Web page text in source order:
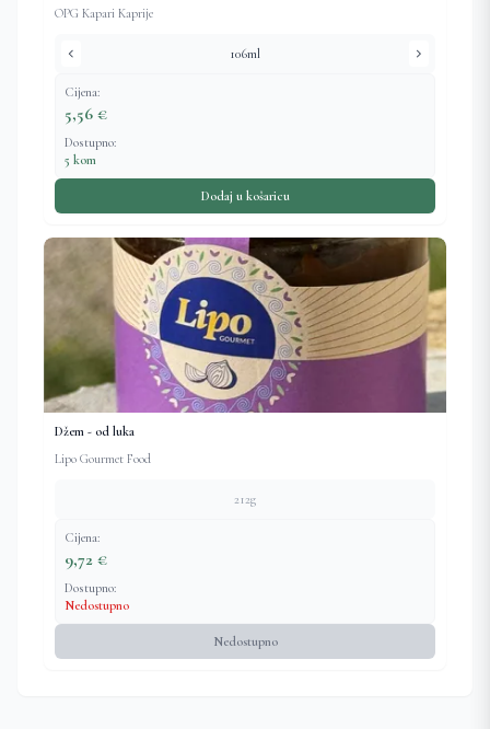
OPG Kapari Kaprije
chevron_left 106ml chevron_right
Cijena:
5,56 €
Dostupno:
5 kom
Dodaj u košaricu
Džem - od luka
Lipo Gourmet Food
212g
Cijena:
9,72 €
Dostupno:
Nedostupno
Nedostupno